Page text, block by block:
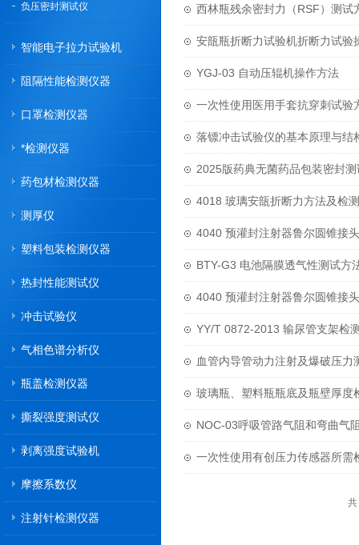
负压密封测试仪
智能电子拉力试验机
阻隔性能检测仪器
口罩检测仪器
*检测仪器
药包材检测仪器
测厚仪
塑料包装检测仪器
热封性能测试仪
冲击试验仪
气相色谱分析仪
瓶盖检测仪器
撕裂强度测试仪
剥离强度试验机
摩擦系数仪
注射针检测仪器
西林瓶残余密封力（RSF）测试
安瓿瓶折断力试验机折断力试验
YGJ-03 自动压辊机操作方法
一次性使用医用手套抗穿刺试验
落镖冲击试验仪的基本原理与结
2025版药典无菌药品包装密封
4018 玻璃安瓿折断力方法及检
4040 预灌封注射器鲁尔圆锥接
BTY-G3 电池隔膜透气性测试方
4040 预灌封注射器鲁尔圆锥接
YY/T 0872-2013 输尿管支架检
血管内导管动力注射及爆破压力
玻璃瓶、塑料瓶瓶底及瓶壁厚度
NOC-03呼吸管路气阻和弯曲气
一次性使用有创压力传感器所需